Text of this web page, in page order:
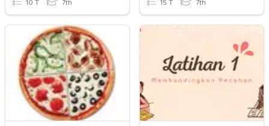
10 T 7th 15 T 7th